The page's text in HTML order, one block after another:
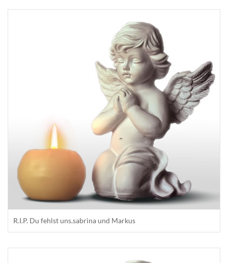
R.I.P. Du fehlst uns.sabrina und Markus